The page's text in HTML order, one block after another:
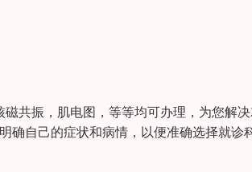
共振，肌电图，等等均可办理，为您解
确自己的症状和病情，以便准确选择就诊